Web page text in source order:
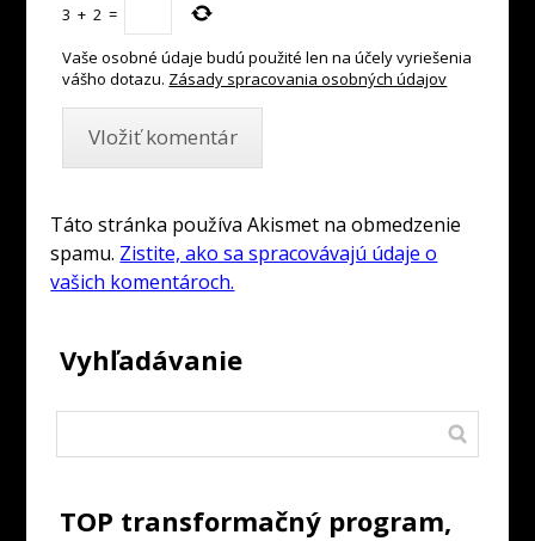
3 + 2 =
Vaše osobné údaje budú použité len na účely vyriešenia
vášho dotazu. Zásady spracovania osobných údajov
Táto stránka používa Akismet na obmedzenie
spamu. Zistite, ako sa spracovávajú údaje o
vašich komentároch.
Vyhľadávanie
TOP transformačný program,